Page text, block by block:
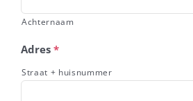
Achternaam
Adres *
Straat + huisnummer